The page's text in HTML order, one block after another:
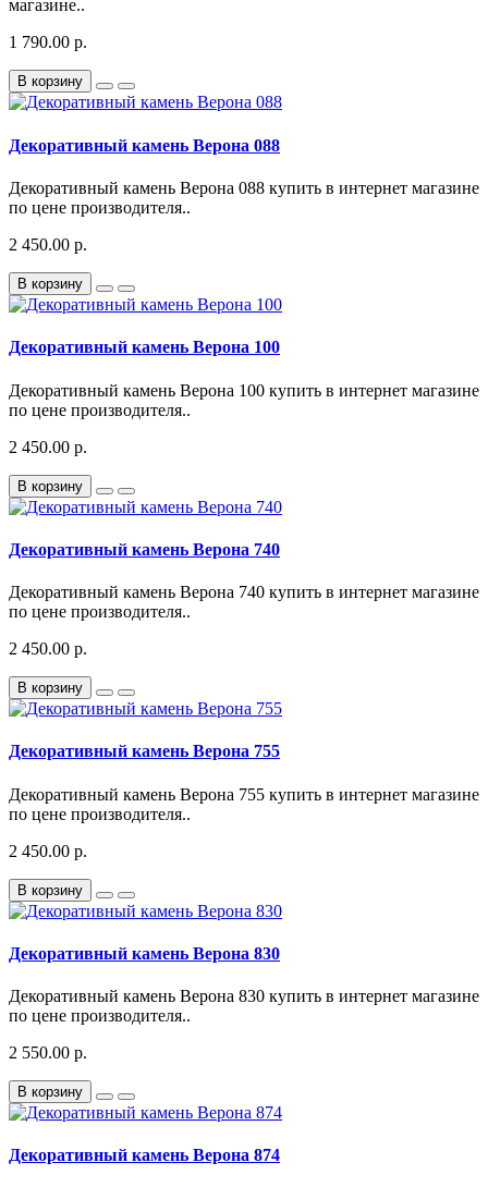
магазине..
1 790.00 р.
В корзину
Декоративный камень Верона 088
Декоративный камень Верона 088 купить в интернет магазине
по цене производителя..
2 450.00 р.
В корзину
Декоративный камень Верона 100
Декоративный камень Верона 100 купить в интернет магазине
по цене производителя..
2 450.00 р.
В корзину
Декоративный камень Верона 740
Декоративный камень Верона 740 купить в интернет магазине
по цене производителя..
2 450.00 р.
В корзину
Декоративный камень Верона 755
Декоративный камень Верона 755 купить в интернет магазине
по цене производителя..
2 450.00 р.
В корзину
Декоративный камень Верона 830
Декоративный камень Верона 830 купить в интернет магазине
по цене производителя..
2 550.00 р.
В корзину
Декоративный камень Верона 874